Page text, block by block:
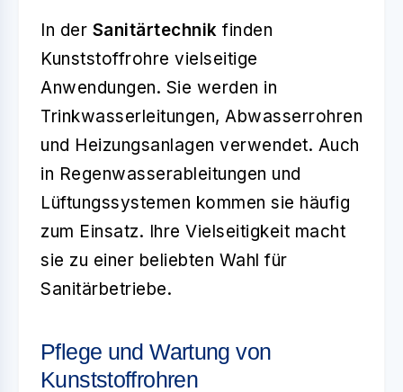
In der Sanitärtechnik finden
Kunststoffrohre vielseitige
Anwendungen. Sie werden in
Trinkwasserleitungen, Abwasserrohren
und Heizungsanlagen verwendet. Auch
in Regenwasserableitungen und
Lüftungssystemen kommen sie häufig
zum Einsatz. Ihre Vielseitigkeit macht
sie zu einer beliebten Wahl für
Sanitärbetriebe.
Pflege und Wartung von
Kunststoffrohren